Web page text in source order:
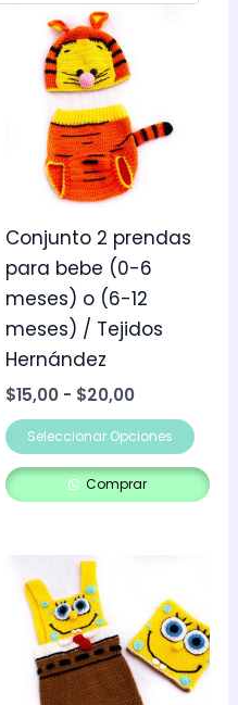
Conjunto 2 prendas
para bebe (0-6
meses) o (6-12
meses) / Tejidos
Hernández
$15,00 - $20,00
hasta
$20,00
Seleccionar Opciones
Comprar